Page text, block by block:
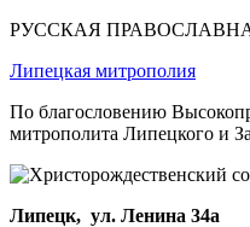
РУССКАЯ
Липецкая митрополия
По благословению
митрополита Липецкого и
Липецк, ул. Ленина 34а